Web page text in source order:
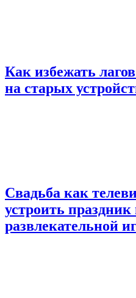
Как избежать
на старых
Свадьба как
устроить
развлекательной